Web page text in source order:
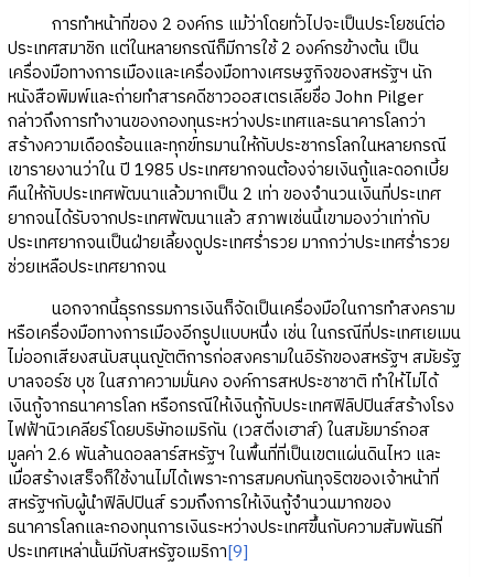
การทำหน้าที่ของ 2 องค์กร แม้ว่าโดยทั่วไปจะเป็นประโยชน์ต่อ
ประเทศสมาชิก แต่ในหลายกรณีก็มีการใช้ 2 องค์กรข้างต้น เป็น
เครื่องมือทางการเมืองและเครื่องมือทางเศรษฐกิจของสหรัฐฯ นัก
หนังสือพิมพ์และถ่ายทำสารคดีชาวออสเตรเลียชื่อ John Pilger
กล่าวถึงการทำงานของกองทุนระหว่างประเทศและธนาคารโลกว่า
สร้างความเดือดร้อนและทุกข์ทรมานให้กับประชากรโลกในหลายกรณี
เขารายงานว่าใน ปี 1985 ประเทศยากจนต้องจ่ายเงินกู้และดอกเบี้ย
คืนให้กับประเทศพัฒนาแล้วมากเป็น 2 เท่า ของจำนวนเงินที่ประเทศ
ยากจนได้รับจากประเทศพัฒนาแล้ว สภาพเช่นนี้เขามองว่าเท่ากับ
ประเทศยากจนเป็นฝ่ายเลี้ยงดูประเทศร่ำรวย มากกว่าประเทศร่ำรวย
ช่วยเหลือประเทศยากจน
นอกจากนี้ธุรกรรมการเงินก็จัดเป็นเครื่องมือในการทำสงคราม
หรือเครื่องมือทางการเมืองอีกรูปแบบหนึ่ง เช่น ในกรณีที่ประเทศเยเมน
ไม่ออกเสียงสนับสนุนญัตติการก่อสงครามในอิรักของสหรัฐฯ สมัยรัฐ
บาลจอร์ช บุช ในสภาความมั่นคง องค์การสหประชาชาติ ทำให้ไม่ได้
เงินกู้จากธนาคารโลก หรือกรณีให้เงินกู้กับประเทศฟิลิปปินส์สร้างโรง
ไฟฟ้านิวเคลียร์โดยบริษัทอเมริกัน (เวสติ่งเฮาส์) ในสมัยมาร์กอส
มูลค่า 2.6 พันล้านดอลลาร์สหรัฐฯ ในพื้นที่ที่เป็นเขตแผ่นดินไหว และ
เมื่อสร้างเสร็จก็ใช้งานไม่ได้เพราะการสมคบกันทุจริตของเจ้าหน้าที่
สหรัฐฯกับผู้นำฟิลิปปินส์ รวมถึงการให้เงินกู้จำนวนมากของ
ธนาคารโลกและกองทุนการเงินระหว่างประเทศขึ้นกับความสัมพันธ์ที่
ประเทศเหล่านั้นมีกับสหรัฐอเมริกา[9]